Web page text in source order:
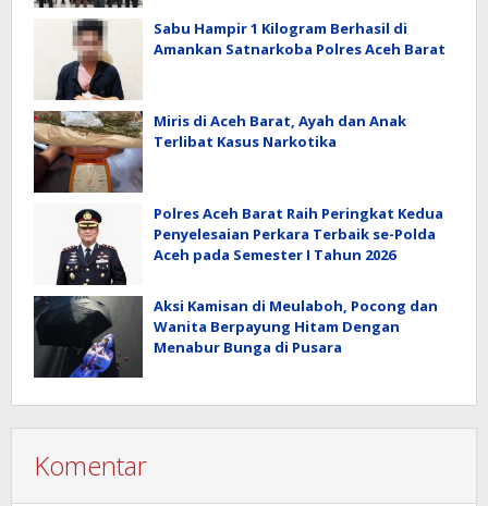
Sabu Hampir 1 Kilogram Berhasil di
Amankan Satnarkoba Polres Aceh Barat
Miris di Aceh Barat, Ayah dan Anak
Terlibat Kasus Narkotika
Polres Aceh Barat Raih Peringkat Kedua
Penyelesaian Perkara Terbaik se-Polda
Aceh pada Semester I Tahun 2026
Aksi Kamisan di Meulaboh, Pocong dan
Wanita Berpayung Hitam Dengan
Menabur Bunga di Pusara
Komentar